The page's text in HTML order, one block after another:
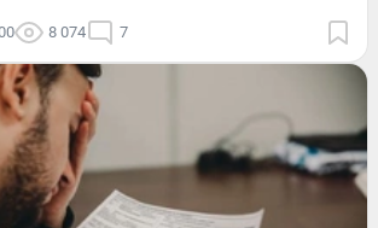
8 074 7